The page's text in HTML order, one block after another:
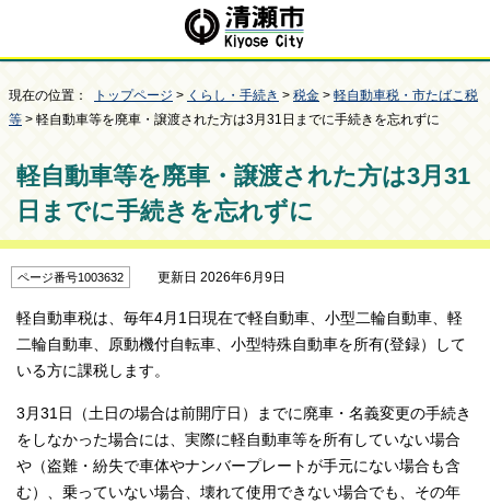
現在の位置： トップページ > くらし・手続き > 税金 > 軽自動車税・市たばこ税
等 > 軽自動車等を廃車・譲渡された方は3月31日までに手続きを忘れずに
軽自動車等を廃車・譲渡された方は3月31
日までに手続きを忘れずに
ページ番号1003632 更新日 2026年6月9日
軽自動車税は、毎年4月1日現在で軽自動車、小型二輪自動車、軽
二輪自動車、原動機付自転車、小型特殊自動車を所有(登録）して
いる方に課税します。
3月31日（土日の場合は前開庁日）までに廃車・名義変更の手続き
をしなかった場合には、実際に軽自動車等を所有していない場合
や（盗難・紛失で車体やナンバープレートが手元にない場合も含
む）、乗っていない場合、壊れて使用できない場合でも、その年